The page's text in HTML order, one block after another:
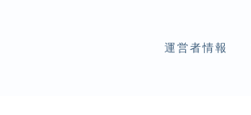
運営者情報